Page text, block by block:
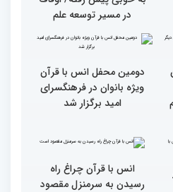
گزارش تصویری دومین روز
رقابت بخش بانوان چهلمین
دوره مسابقات بین المللی
قرآن کریم (بخش اول)
دیدار متسابقان با
دکترخاموشی تا خوشنویسی
آیات منتخب/ حاشیه های
سومین روز مسابقات قرآن